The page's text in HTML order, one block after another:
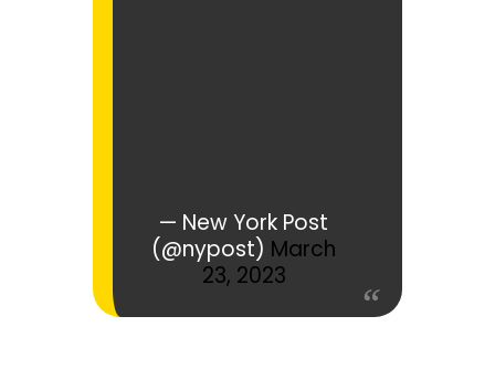
— New York Post
(@nypost) March
23, 2023